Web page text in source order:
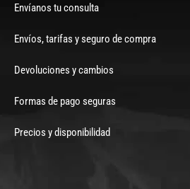
Envíanos tu consulta
Envíos, tarifas y seguro de compra
Devoluciones y cambios
Formas de pago seguras
Precios y disponibilidad